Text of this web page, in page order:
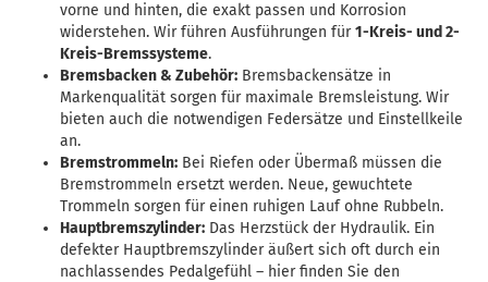
vorne und hinten, die exakt passen und Korrosion
widerstehen. Wir führen Ausführungen für1-Kreis- und 2-
Kreis-Bremssysteme.
Bremsbacken & Zubehör: Bremsbackensätze in
Markenqualität sorgen für maximale Bremsleistung. Wir
bieten auch die notwendigen Federsätze und Einstellkeile
an.
Bremstrommeln: Bei Riefen oder Übermaß müssen die
Bremstrommeln ersetzt werden. Neue, gewuchtete
Trommeln sorgen für einen ruhigen Lauf ohne Rubbeln.
Hauptbremszylinder: Das Herzstück der Hydraulik. Ein
defekter Hauptbremszylinderäußert sich oft durch ein
nachlassendes Pedalgefühl – hier finden Sie den